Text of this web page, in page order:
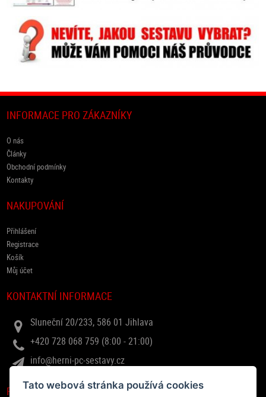
INFORMACE PRO ZÁKAZNÍKY
O nás
Články
Obchodní podmínky
Kontakty
NAKUPOVÁNÍ
Přihlášení
Registrace
Košík
Můj účet
KONTAKTNÍ INFORMACE
Sluneční 20/233, 586 01 Jihlava
+420 728 068 759 (8:00 - 21:00)
info@herni-pc-sestavy.cz
RYCHLÝ DOTAZ
Tato webová stránka používá cookies